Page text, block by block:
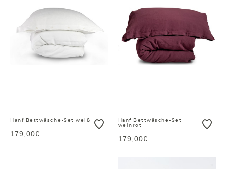
Hanf Bettwäsche-Set weiß
179,00€
Hanf Bettwäsche-Set
weinrot
179,00€